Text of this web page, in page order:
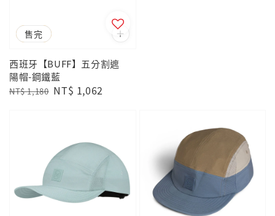
優惠
售完
西班牙【BUFF】五分割遮
陽帽-鋼鐵藍
Regular
NT$ 1,180 Sale
NT$ 1,062